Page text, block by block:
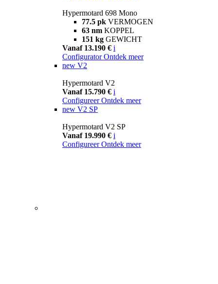
Hypermotard 698 Mono
77.5 pk VERMOGEN
63 nm KOPPEL
151 kg GEWICHT
Vanaf 13.190 € i
Configurator Ontdek meer
new V2
Hypermotard V2
Vanaf 15.790 € i
Configureer Ontdek meer
new V2 SP
Hypermotard V2 SP
Vanaf 19.990 € i
Configureer Ontdek meer